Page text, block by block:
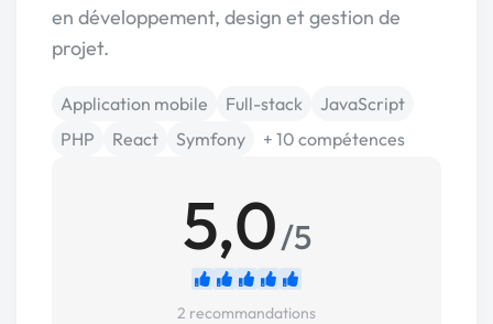
en développement, design et gestion de
projet.
Application mobile Full-stack
JavaScript
PHP
React Symfony + 10 compétences
5,0/5
2 recommandations